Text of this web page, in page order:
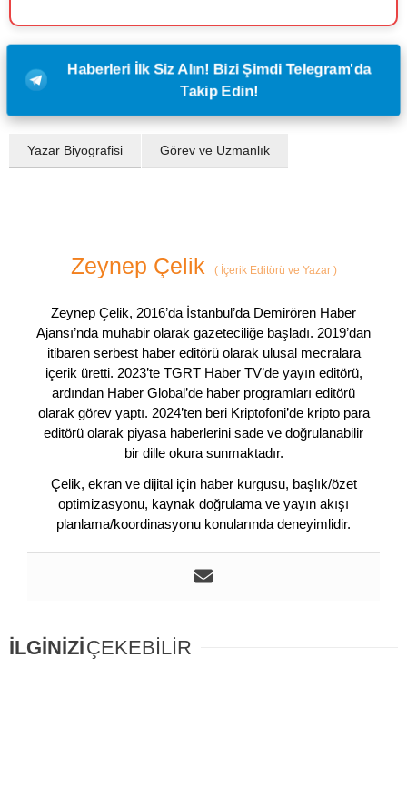
Haberleri İlk Siz Alın! Bizi Şimdi Telegram'da
Takip Edin!
Yazar Biyografisi Görev ve Uzmanlık
Zeynep Çelik (İçerik Editörü ve Yazar )
Zeynep Çelik, 2016’da İstanbul’da Demirören Haber
Ajansı’nda muhabir olarak gazeteciliğe başladı. 2019’dan
itibaren serbest haber editörü olarak ulusal mecralara
içerik üretti. 2023’te TGRT Haber TV’de yayın editörü,
ardından Haber Global’de haber programları editörü
olarak görev yaptı. 2024’ten beri Kriptofoni’de kripto para
editörü olarak piyasa haberlerini sade ve doğrulanabilir
bir dille okura sunmaktadır.
Çelik, ekran ve dijital için haber kurgusu, başlık/özet
optimizasyonu, kaynak doğrulama ve yayın akışı
planlama/koordinasyonu konularında deneyimlidir.
İLGİNİZİÇEKEBİLİR